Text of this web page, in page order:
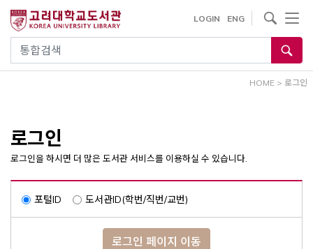
건
통합검색
LOGIN ENG
사이트내 검색
HOME > 로그인
로그인
로그인을 하시면 더 많은 도서관 서비스를 이용하실 수 있습니다.
포털ID 도서관ID(학번/직번/교번)
로그인 페이지 이동